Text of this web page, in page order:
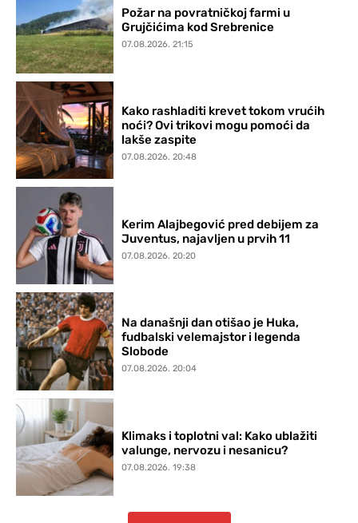
Požar na povratničkoj farmi u
Grujčićima kod Srebrenice
07.08.2026. 21:15
Kako rashladiti krevet tokom vrućih
noći? Ovi trikovi mogu pomoći da
lakše zaspite
07.08.2026. 20:48
Kerim Alajbegović pred debijem za
Juventus, najavljen u prvih 11
07.08.2026. 20:20
Na današnji dan otišao je Huka,
fudbalski velemajstor i legenda
Slobode
07.08.2026. 20:04
Klimaks i toplotni val: Kako ublažiti
valunge, nervozu i nesanicu?
07.08.2026. 19:38